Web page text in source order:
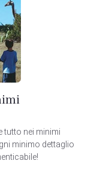
tutto nei minimi
minimo dettaglio